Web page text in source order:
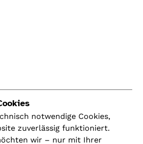
notwendige Cookies,
zuverlässig funktioniert.
wir – nur mit Ihrer